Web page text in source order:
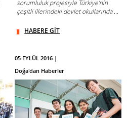
sorumluluk projesiyle Türkiye’nin
çeşitli illerindeki devlet okullarında ...
HABERE GİT
05 EYLÜL 2016 |
Doğa'dan Haberler